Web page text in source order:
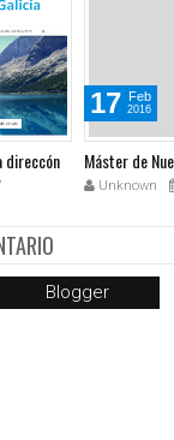
direccón
17 Feb
2016
Máster de
Unknown
Blogger